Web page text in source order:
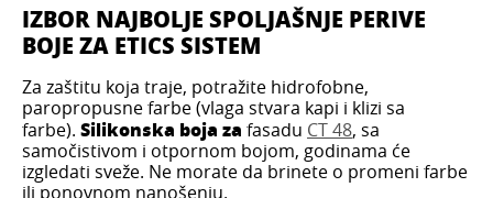
IZBOR NAJBOLJE SPOLJAŠNJE PERIVE
BOJE ZA ETICS SISTEM
Za zaštitu koja traje, potražite hidrofobne,
paropropusne farbe (vlaga stvara kapi i klizi sa
farbe). Silikonska boja za fasadu CT 48, sa
samočistivom i otpornom bojom, godinama će
izgledati sveže. Ne morate da brinete o promeni farbe
ili ponovnom nanošenju.